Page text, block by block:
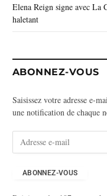
Elena Reign signe avec La
haletant
ABONNEZ-VOUS
Saisissez votre adresse e-
une notification de chaque
ABONNEZ-VOUS